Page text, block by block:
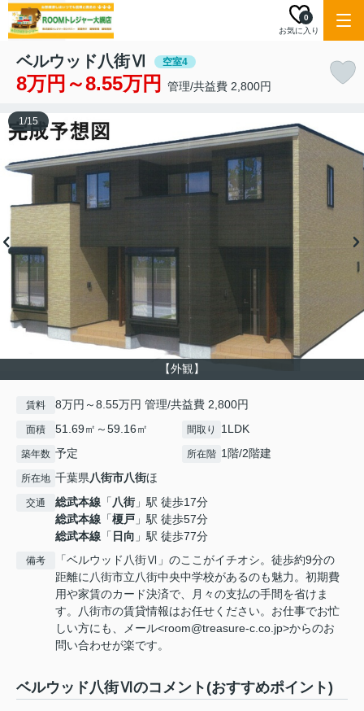
お気に入り
0
ベルウッド八街Ⅵ 空室4
8万円～8.55万円 管理/共益費 2,800円
【外観】
1/15
賃料 8万円～8.55万円 管理/共益費 2,800円
面積 51.69㎡～59.16㎡ 間取り 1LDK
築年数 予定 所在階 1階/2階建
所在地 千葉県八街市八街ほ
交通 総武本線 「八街」駅 徒歩17分
総武本線 「榎戸 」駅 徒歩57分
総武本線 「 日向 」駅 徒歩77分
備考
「ベルウッド八街Ⅵ」のここがイチオシ。徒歩約9分の
距離に八街市立八街中央中学校があるのも魅力。初期費
用や家賃のカード決済で、月々の支払の手間を省けま
す。八街市の賃貸情報はお任せください。お仕事でお忙
しい方にも、メール<room@treasure-c.co.jp>からのお
問い合わせが楽です。
ベルウッド八街Ⅵのコメント(おすすめポイント)